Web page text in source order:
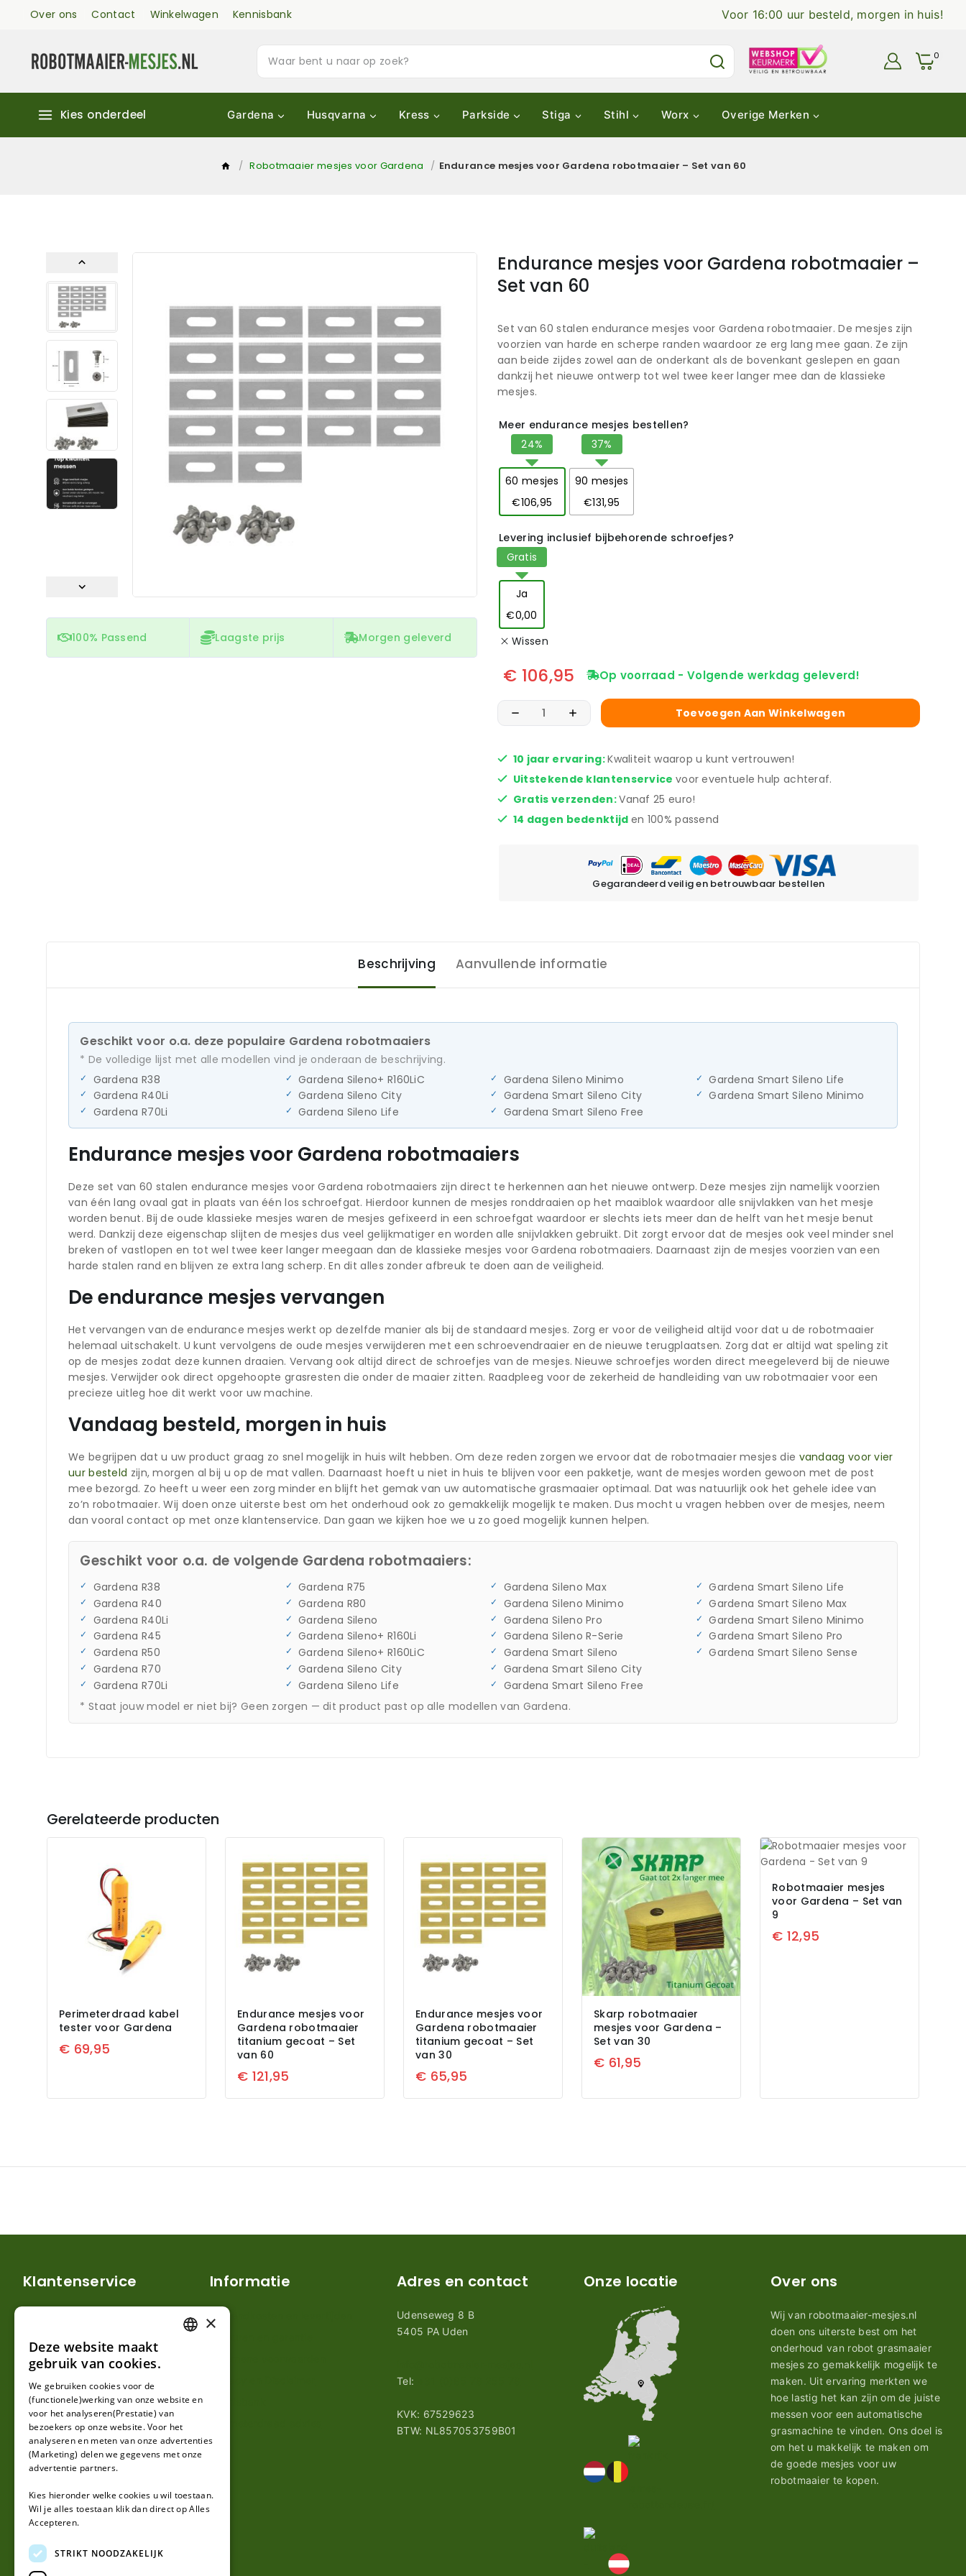
Over ons Contact Winkelwagen Kennisbank Voor 16:00 uur besteld, morgen in huis!
0
Kies onderdeel Gardena Husqvarna Kress Parkside Stiga Stihl Worx Overige Merken
/ Robotmaaier mesjes voor Gardena / Endurance mesjes voor Gardena robotmaaier – Set van 60
100% Passend Laagste prijs Morgen geleverd
Endurance mesjes voor Gardena robotmaaier –
Set van 60
Set van 60 stalen endurance mesjes voor Gardena robotmaaier. De mesjes zijn
voorzien van harde en scherpe randen waardoor ze erg lang mee gaan. Ze zijn
aan beide zijdes zowel aan de onderkant als de bovenkant geslepen en gaan
dankzij het nieuwe ontwerp tot wel twee keer langer mee dan de klassieke
mesjes.
Meer endurance mesjes bestellen?
60 mesjes
€106,95
90 mesjes
€131,95
Levering inclusief bijbehorende schroefjes?
Ja
€0,00
Wissen
€ 106,95 Op voorraad - Volgende werkdag geleverd!
Toevoegen Aan Winkelwagen
10 jaar ervaring:Kwaliteit waarop u kunt vertrouwen!
Uitstekende klantenservice voor eventuele hulp achteraf.
Gratis verzenden:Vanaf 25 euro!
14 dagen bedenktijd en 100% passend
Gegarandeerd veilig en betrouwbaar bestellen
Beschrijving Aanvullende informatie
Geschikt voor o.a. deze populaire Gardena robotmaaiers
* De volledige lijst met alle modellen vind je onderaan de beschrijving.
Gardena R38
Gardena R40Li
Gardena R70Li
Gardena Sileno+ R160LiC
Gardena Sileno City
Gardena Sileno Life
Gardena Sileno Minimo
Gardena Smart Sileno City
Gardena Smart Sileno Free
Gardena Smart Sileno Life
Gardena Smart Sileno Minimo
Endurance mesjes voor Gardena robotmaaiers
Deze set van 60 stalen endurance mesjes voor Gardena robotmaaiers zijn direct te herkennen aan het nieuwe ontwerp. Deze mesjes zijn namelijk voorzien
van één lang ovaal gat in plaats van één los schroefgat. Hierdoor kunnen de mesjes ronddraaien op het maaiblok waardoor alle snijvlakken van het mesje
worden benut. Bij de oude klassieke mesjes waren de mesjes gefixeerd in een schroefgat waardoor er slechts iets meer dan de helft van het mesje benut
werd. Dankzij deze eigenschap slijten de mesjes dus veel gelijkmatiger en worden alle snijvlakken gebruikt. Dit zorgt ervoor dat de mesjes ook veel minder snel
breken of vastlopen en tot wel twee keer langer meegaan dan de klassieke mesjes voor Gardena robotmaaiers. Daarnaast zijn de mesjes voorzien van een
harde stalen rand en blijven ze extra lang scherp. En dit alles zonder afbreuk te doen aan de veiligheid.
De endurance mesjes vervangen
Het vervangen van de endurance mesjes werkt op dezelfde manier als bij de standaard mesjes. Zorg er voor de veiligheid altijd voor dat u de robotmaaier
helemaal uitschakelt. U kunt vervolgens de oude mesjes verwijderen met een schroevendraaier en de nieuwe terugplaatsen. Zorg dat er altijd wat speling zit
op de mesjes zodat deze kunnen draaien. Vervang ook altijd direct de schroefjes van de mesjes. Nieuwe schroefjes worden direct meegeleverd bij de nieuwe
mesjes. Verwijder ook direct opgehoopte grasresten die onder de maaier zitten. Raadpleeg voor de zekerheid de handleiding van uw robotmaaier voor een
precieze uitleg hoe dit werkt voor uw machine.
Vandaag besteld, morgen in huis
We begrijpen dat u uw product graag zo snel mogelijk in huis wilt hebben. Om deze reden zorgen we ervoor dat de robotmaaier mesjes die vandaag voor vier
uur besteld zijn, morgen al bij u op de mat vallen. Daarnaast hoeft u niet in huis te blijven voor een pakketje, want de mesjes worden gewoon met de post
mee bezorgd. Zo heeft u weer een zorg minder en blijft het gemak van uw automatische grasmaaier optimaal. Dat was natuurlijk ook het gehele idee van
zo’n robotmaaier. Wij doen onze uiterste best om het onderhoud ook zo gemakkelijk mogelijk te maken. Dus mocht u vragen hebben over de mesjes, neem
dan vooral contact op met onze klantenservice. Dan gaan we kijken hoe we u zo goed mogelijk kunnen helpen.
Geschikt voor o.a. de volgende Gardena robotmaaiers:
Gardena R38
Gardena R40
Gardena R40Li
Gardena R45
Gardena R50
Gardena R70
Gardena R70Li
Gardena R75
Gardena R80
Gardena Sileno
Gardena Sileno+ R160Li
Gardena Sileno+ R160LiC
Gardena Sileno City
Gardena Sileno Life
Gardena Sileno Max
Gardena Sileno Minimo
Gardena Sileno Pro
Gardena Sileno R-Serie
Gardena Smart Sileno
Gardena Smart Sileno City
Gardena Smart Sileno Free
Gardena Smart Sileno Life
Gardena Smart Sileno Max
Gardena Smart Sileno Minimo
Gardena Smart Sileno Pro
Gardena Smart Sileno Sense
* Staat jouw model er niet bij? Geen zorgen — dit product past op alle modellen van Gardena.
Gerelateerde producten
Perimeterdraad kabel
tester voor Gardena
€ 69,95
Endurance mesjes voor
Gardena robotmaaier
titanium gecoat – Set
van 60
€ 121,95
Endurance mesjes voor
Gardena robotmaaier
titanium gecoat – Set
van 30
€ 65,95
Skarp robotmaaier
mesjes voor Gardena –
Set van 30
€ 61,95
Robotmaaier mesjes
voor Gardena – Set van
9
€ 12,95
Klantenservice
Contact
Over ons
Informatie
Verzendkosten en levertijden
Adres en contact
Udenseweg 8 B
5405 PA Uden
Tel:
KVK: 67529623
BTW: NL857053759B01
Onze locatie Over ons
Wij van robotmaaier-mesjes.nl
doen ons uiterste best om het
onderhoud van robot grasmaaier
mesjes zo gemakkelijk mogelijk te
maken. Uit ervaring merkten we
hoe lastig het kan zijn om de juiste
messen voor een automatische
grasmachine te vinden. Ons doel is
om het u makkelijk te maken om
de goede mesjes voor uw
robotmaaier te kopen.
GERMAN
×
Deze website maakt
gebruik van cookies.
We gebruiken cookies voor de
(functionele)werking van onze website en
voor het analyseren(Prestatie) van
bezoekers op onze website. Voor het
analyseren en meten van onze advertenties
(Marketing) delen we gegevens met onze
advertentie partners.
Kies hieronder welke cookies u wil toestaan.
Wil je alles toestaan klik dan direct op Alles
Accepteren.
STRIKT NOODZAKELIJK